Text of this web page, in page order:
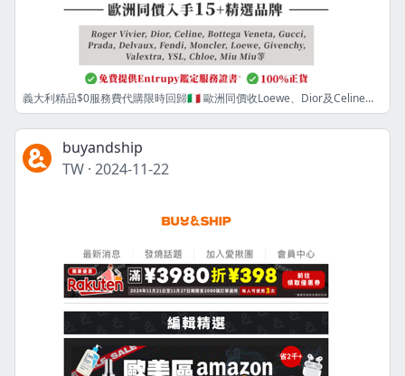
義大利精品$0服務費代購限時回歸🇮🇹 歐洲同價收Loewe、Dior及Celine等15+品牌😍
buyandship
TW · 2024-11-22